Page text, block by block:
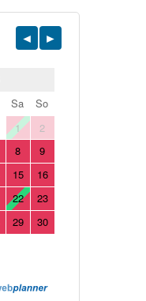
Sa
So
1
2
8
9
15
16
22
23
29
30